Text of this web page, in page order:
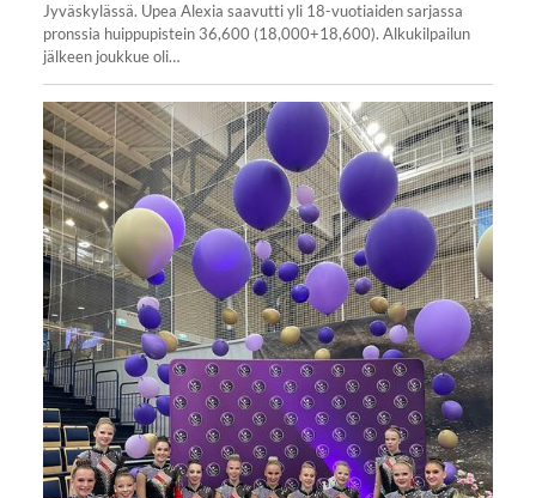
Jyväskylässä. Upea Alexia saavutti yli 18-vuotiaiden sarjassa
pronssia huippupistein 36,600 (18,000+18,600). Alkukilpailun
jälkeen joukkue oli…